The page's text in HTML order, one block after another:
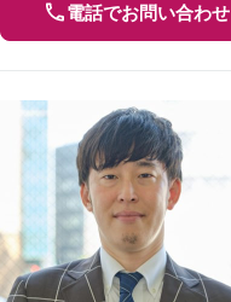
電話でお問い合わせ